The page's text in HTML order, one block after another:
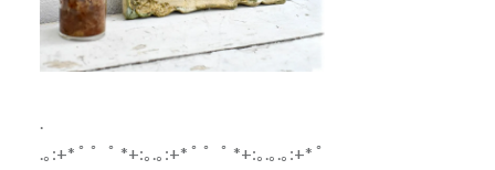
.
.｡:+* ﾟ ゜ﾟ *+:｡.｡:+* ﾟ ゜ﾟ *+:｡.｡.｡:+* ﾟ